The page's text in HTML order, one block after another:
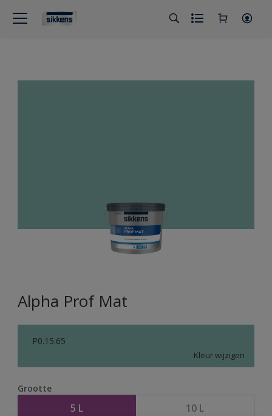
Alpha Prof Mat
P0.15.65
Kleur wijzigen
Grootte
5 L 10 L